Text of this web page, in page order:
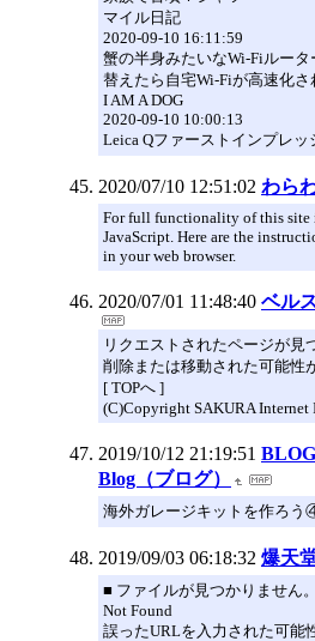
マイル日記
2020-09-10 16:11:59
蟹の半身みたいなWi-Fiルータ
替えたら自宅Wi-Fiが高速化さ
I AM A DOG
2020-09-10 10:00:13
Leica Qファーストインプレッ
2020/07/10 12:51:02 わら
For full functionality of this site
JavaScript. Here are the
in your web browser.
2020/07/01 11:48:40 ベル
リクエストされたページが見
削除または移動された可能性
[ TOPへ ]
(C)Copyright SAKURA Internet
2019/10/12 21:19:51
Blog（ブログ）
海外ガレージキットを作ろう
2019/09/03 06:18:32 爆天
■ ファイルが見つかりません。
Not Found
誤ったURLを入力された可能